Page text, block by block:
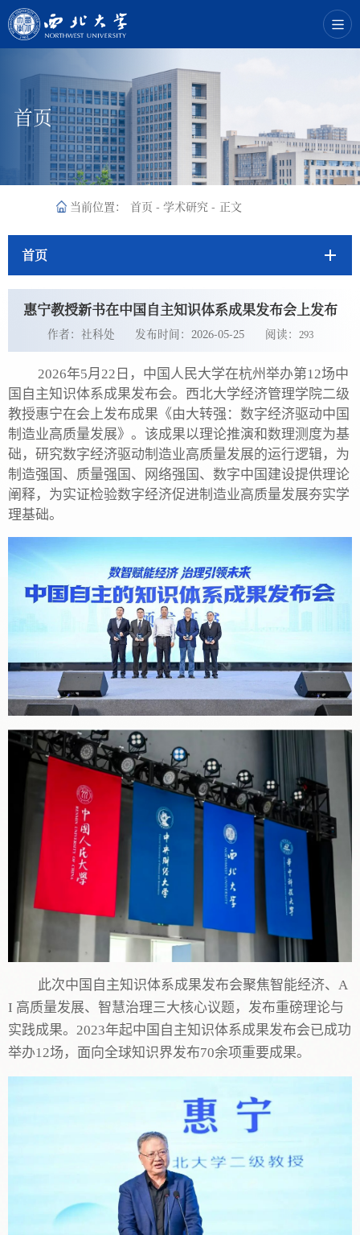
首页
当前位置： 首页 - 学术研究 - 正文
首页
惠宁教授新书在中国自主知识体系成果发布会上发布
作者：社科处 发布时间：2026-05-25 阅读： 293
2026年5月22日，中国人民大学在杭州举办第12场中
国自主知识体系成果发布会。 西北大学经济管理学院二级
教授惠宁在会上发布成果《由大转强：数字经济驱动中国
制造业高质量发展》。该成果以理论推演和数理测度为基
础，研究数字经济驱动制造业高质量发展的运行逻辑，为
制造强国、质量强国、网络强国、数字中国建设提供理论
阐释，为实证检验数字经济促进制造业高质量发展夯实学
理基础。
此次中国自主知识体系成果发布会聚焦智能经济、 A
I 高质量发展、智慧治理三大核心议题 ，发布重磅理论与
实践成果。 2023年起中国自主知识体系成果发布会已成功
举办12场，面向全球知识界发布70余项重要成果。